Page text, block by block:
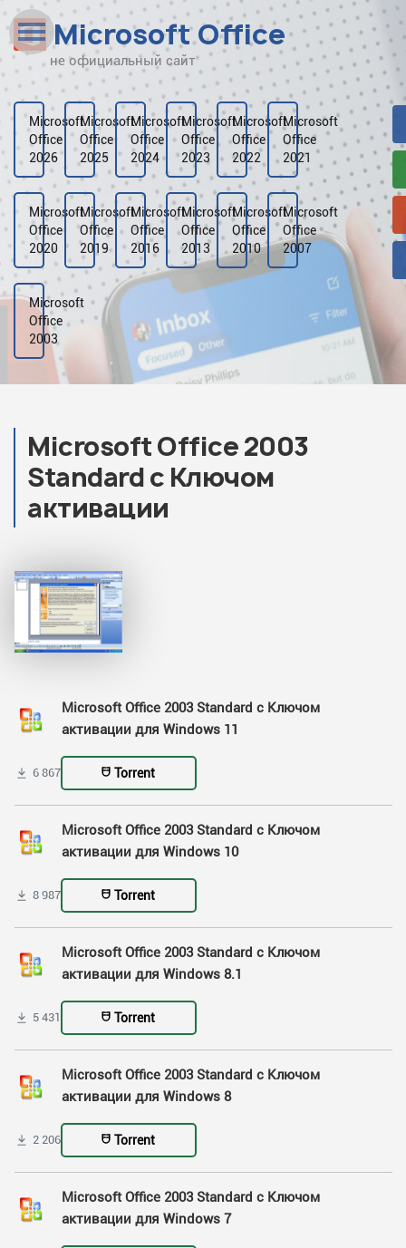
Наверх
Рейтинг
Видео
Галерея
Microsoft Office
не официальный сайт
Microsoft
Office
2026
Microsoft
Office
2025
Microsoft
Office
2024
Microsoft
Office
2023
Microsoft
Office
2022
Microsoft
Office
2021
Microsoft
Office
2020
Microsoft
Office
2019
Microsoft
Office
2016
Microsoft
Office
2013
Microsoft
Office
2010
Microsoft
Office
2007
Microsoft
Office
2003
Microsoft Office 2003
Standard с Ключом
активации
Microsoft Office 2003 Standard с Ключом
активации для Windows 11
6 867 Torrent
Microsoft Office 2003 Standard с Ключом
активации для Windows 10
8 987 Torrent
Microsoft Office 2003 Standard с Ключом
активации для Windows 8.1
5 431 Torrent
Microsoft Office 2003 Standard с Ключом
активации для Windows 8
2 206 Torrent
Microsoft Office 2003 Standard с Ключом
активации для Windows 7